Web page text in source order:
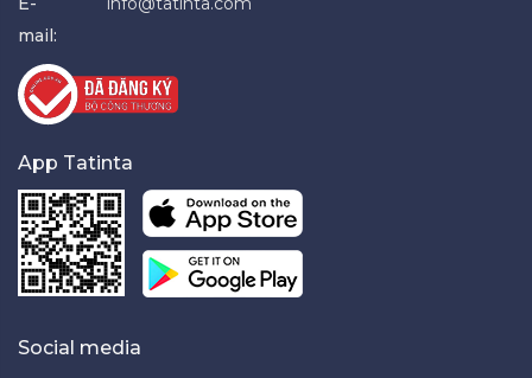
mail:
App Tatinta
Social media